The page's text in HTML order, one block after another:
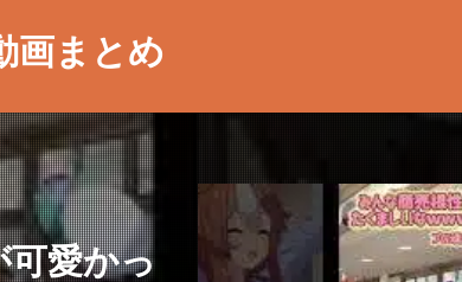
画まとめ
可愛かっ